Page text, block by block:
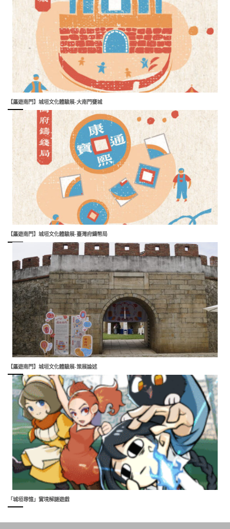
【屭遊南門】城垣文化體驗展-大南門甕城
【屭遊南門】城垣文化體驗展-臺灣府鑄幣局
【屭遊南門】城垣文化體驗展-策展論述
「城垣尋憶」實境解謎遊戲